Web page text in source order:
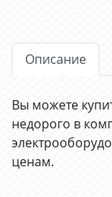
Описание
Вы можете
недорого в
ценам.